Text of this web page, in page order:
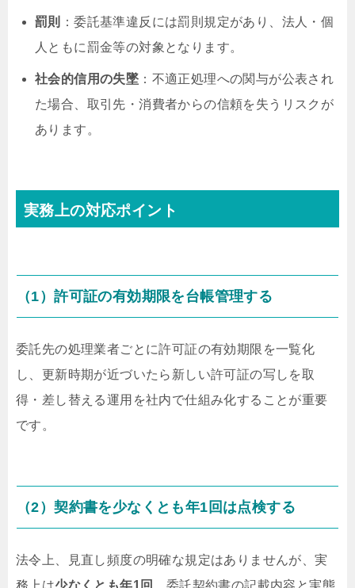
罰則
：委託基準違反には罰則規定があり、法人・個
人ともに罰金等の対象となります。
社会的信用の失墜 ：不適正処理への関与が公表され
た場合、取引先・消費者からの信頼を失うリスクが
あります。
実務上の対応ポイント
（1）許可証の有効期限を台帳管理する
委託先の処理業者ごとに許可証の有効期限を一覧化
し、更新時期が近づいたら新しい許可証の写しを取
得・差し替える運用を社内で仕組み化することが重要
です。
（2）契約書を少なくとも年1回は点検する
法令上、見直し頻度の明確な規定はありませんが、実
務上は少なくとも年1回
、委託契約書の記載内容と実態